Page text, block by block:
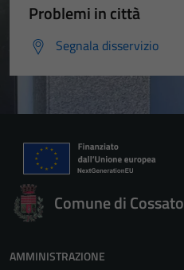
Problemi in città
Segnala disservizio
Comune di Cossato
AMMINISTRAZIONE